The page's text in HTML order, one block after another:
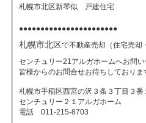
早く
売りたい
高く
売りたい
札幌市北区新琴似 戸建住宅
●●●●●●●●●●●●●●●●●●●●●●●
札幌市北区で不動産売却（住宅売却
センチュリー21アルガホームへお問い
皆様からのお問合せお待ちしておりま
札幌市手稲区西宮の沢３条３丁目３番
センチュリー２１アルガホーム
電話 011-215-8703